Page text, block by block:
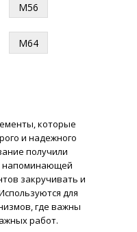
М56
М64
которые
и надежного
получили
напоминающей
закручивать и
для
где важны
работ.